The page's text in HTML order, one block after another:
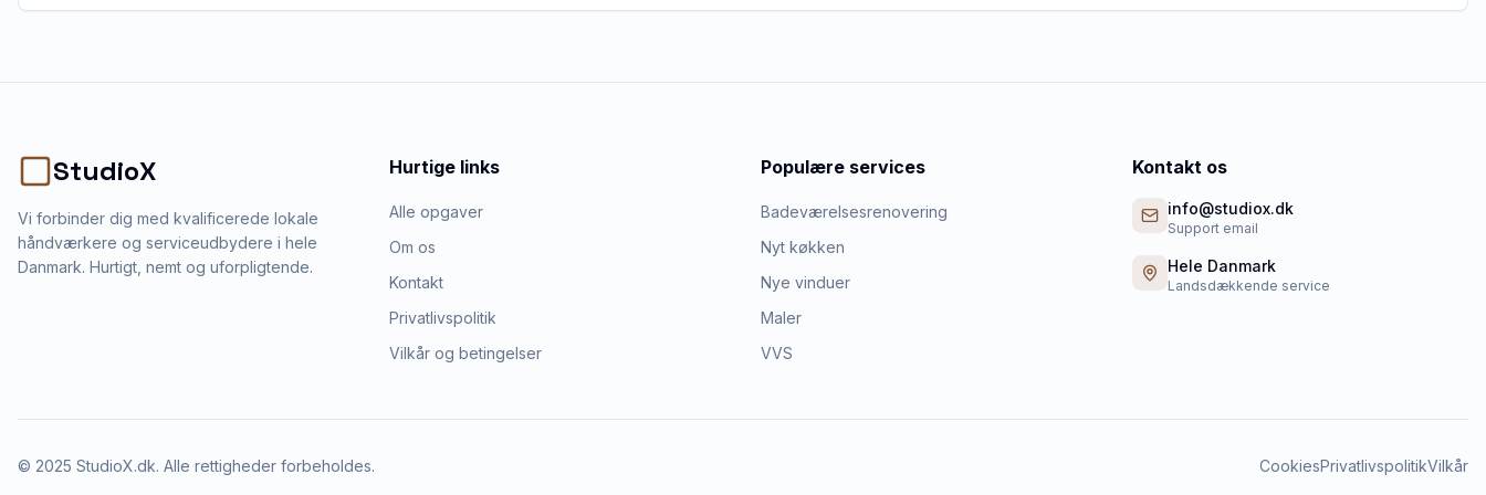
StudioX
Vi forbinder dig med kvalificerede lokale
håndværkere og serviceudbydere i hele
Danmark. Hurtigt, nemt og uforpligtende.
Hurtige links
Alle opgaver
Om os
Kontakt
Privatlivspolitik
Vilkår og betingelser
Populære services
Badeværelsesrenovering
Nyt køkken
Nye vinduer
Maler
VVS
Kontakt os
info@studiox.dk
Support email
Hele Danmark
Landsdækkende service
© 2025 StudioX.dk. Alle rettigheder forbeholdes. CookiesPrivatlivspolitikVilkår